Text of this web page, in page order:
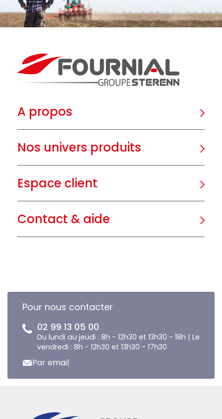
A propos
Nos univers produits
Espace client
Contact & aide
Pour nous contacter
02 99 13 05 00
Du lundi au jeudi : 8h - 12h30 et 13h30 - 18h | Le
vendredi : 8h - 12h30 et 13h30 - 17h30
Par email